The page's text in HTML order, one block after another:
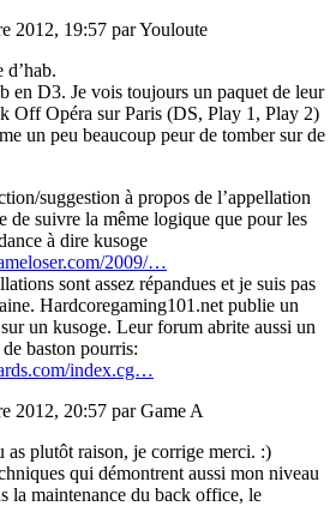
2012, 19:57 par Youloute
en D3. Je vois toujours un paquet de leur
Off Opéra sur Paris (DS, Play 1, Play 2)
un peu beaucoup peur de tomber sur de
suggestion à propos de l’appellation
de suivre la même logique que pour les
à dire kusoge
2009/…
sont assez répandues et je suis pas
Hardcoregaming101.net publie un
un kusoge. Leur forum abrite aussi un
baston pourris:
index.cg…
2012, 20:57 par Game A
as plutôt raison, je corrige merci. :)
qui démontrent aussi mon niveau
la maintenance du back office, le